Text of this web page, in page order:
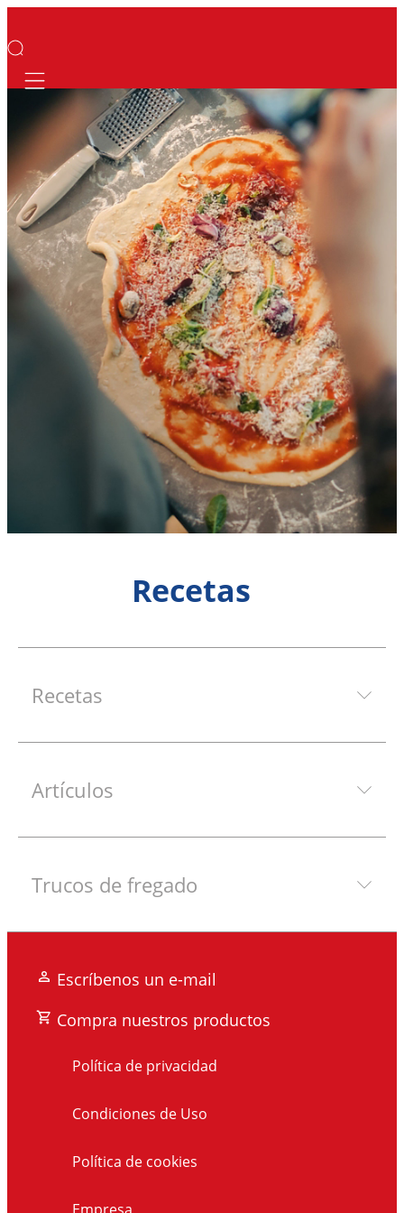
Mobile navigation
Recetas
Recetas
Artículos
Trucos de fregado
Escríbenos un e-mail
Compra nuestros productos
Política de privacidad
Condiciones de Uso
Política de cookies